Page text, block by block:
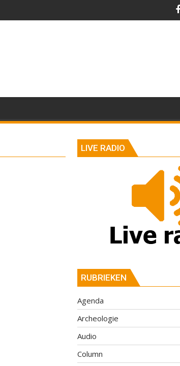
LIVE RADIO
RUBRIEKEN
Agenda
Archeologie
Audio
Column